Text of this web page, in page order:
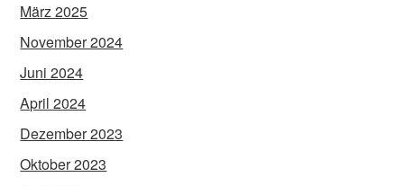
März 2025
November 2024
Juni 2024
April 2024
Dezember 2023
Oktober 2023